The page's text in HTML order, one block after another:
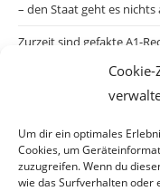
Um dir ein optimales
Cookies, um
zuzugreifen. Wenn du
wie das Surfverhalten oder
– den Staat geht es nichts
Zurzeit sind gefakte A1-
Salzburgs Juden und
die Gefahr endlich
Biologisches Wunder in
Ein vermeintliches